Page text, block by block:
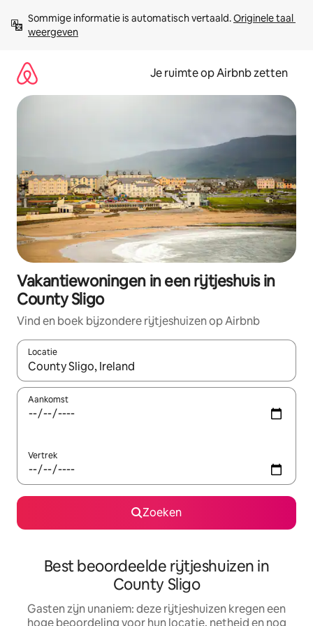
direct
naar
Sommige informatie is automatisch vertaald. Originele taal
weergeven
Je ruimte op Airbnb zetten
Vakantiewoningen in een rijtjeshuis in
County Sligo
Vind en boek bijzondere rijtjeshuizen op Airbnb
Locatie
Wanneer er suggesties beschikbaar zijn, maak je een keuze
Aankomst
Vertrek
Zoeken
Best beoordeelde rijtjeshuizen in
County Sligo
Gasten zijn unaniem: deze rijtjeshuizen kregen een
hoge beoordeling voor hun locatie, netheid en nog